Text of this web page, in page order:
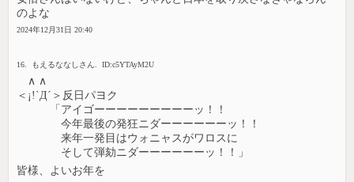
のよな
2024年12月31日 20:40
16. もえるななしさん. ID:c5YTAyM2U
∧ ∧
＜¡!`Д´＞反日パヨク
「アイゴーーーーーーーーーッ！！
今年最後の発狂ニダーーーーーーッ！！
来年一発目はウォニャスがワロスに
そして弾劾ニダーーーーーーッ！！」
皆様、よいお年を